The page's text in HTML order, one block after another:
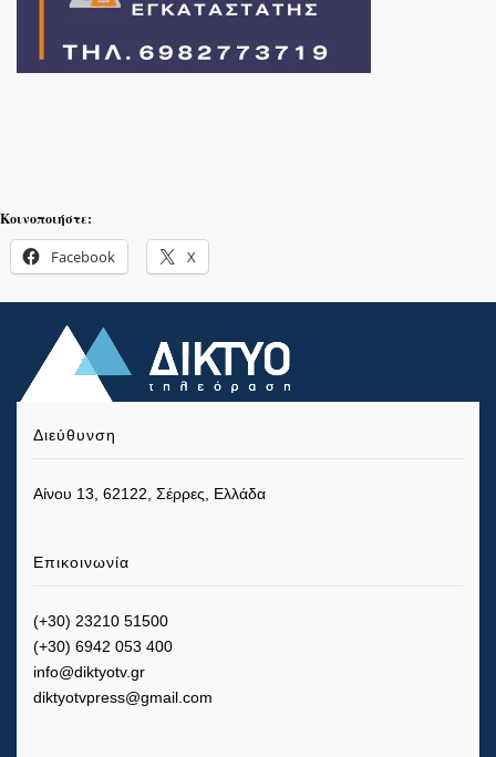
Κοινοποιήστε:
Facebook X
Διεύθυνση
Αίνου 13, 62122, Σέρρες, Ελλάδα
Επικοινωνία
(+30) 23210 51500
(+30) 6942 053 400
info@diktyotv.gr
diktyotvpress@gmail.com